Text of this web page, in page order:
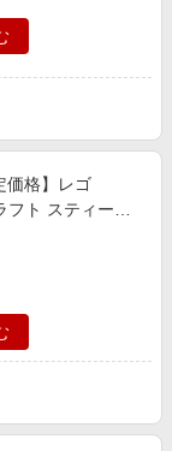
価格】レゴ
ト スティーブ
ント ブロック 6